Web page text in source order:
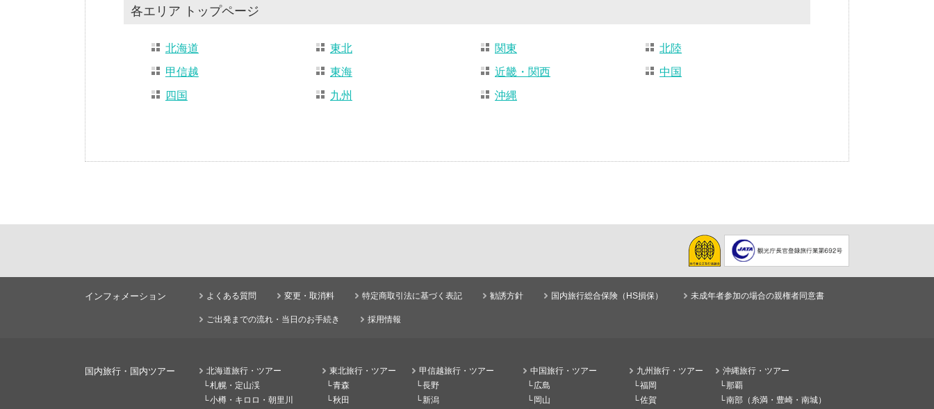
各エリア トップページ
北海道 東北 関東
北陸
甲信越
東海 近畿・関西
中国
四国
九州 沖縄
インフォメーション よくある質問 変更・取消料 特定商取引法に基づく表記 勧誘方針 国内旅行総合保険（HS損保） 未成年者参加の場合の親権者同意書
ご出発までの流れ・当日のお手続き 採用情報
国内旅行・国内ツアー
北海道旅行・ツアー
札幌・定山渓
小樽・キロロ・朝里川
東北旅行・ツアー
青森
秋田
甲信越旅行・ツアー
長野
新潟
中国旅行・ツアー
広島
岡山
九州旅行・ツアー
福岡
佐賀
沖縄旅行・ツアー
那覇
南部（糸満・豊崎・南城）